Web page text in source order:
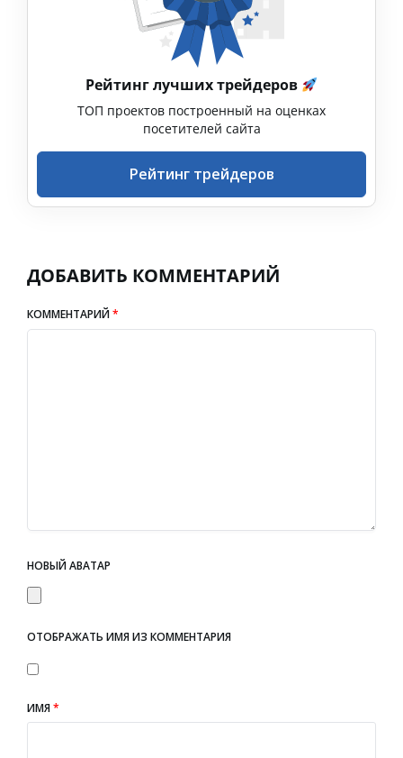
Рейтинг лучших трейдеров
ТОП проектов построенный на оценках
посетителей сайта
Рейтинг трейдеров
ДОБАВИТЬ КОММЕНТАРИЙ
КОММЕНТАРИЙ*
НОВЫЙ АВАТАР
ОТОБРАЖАТЬ ИМЯ ИЗ КОММЕНТАРИЯ
ИМЯ*